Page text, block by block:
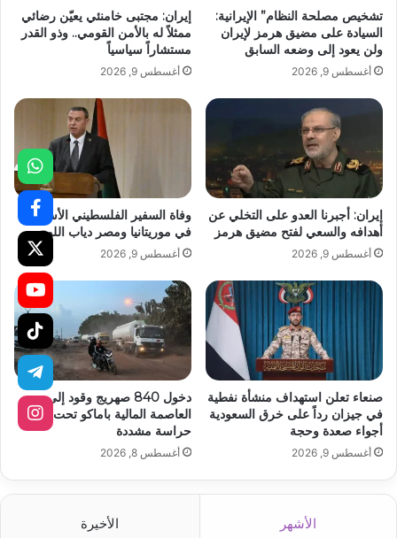
تشخيص مصلحة النظام” الإيرانية:
السيادة على مضيق هرمز لإيران
ولن يعود إلى وضعه السابق
أغسطس 9, 2026
إيران: مجتبى خامنئي يعيّن رضائي
ممثلاً له بالأمن القومي.. وذو القدر
مستشاراً سياسياً
أغسطس 9, 2026
إيران: أجبرنا العدو على التخلي عن
أهدافه والسعي لفتح مضيق هرمز
أغسطس 9, 2026
وفاة السفير الفلسطيني الأسبق
في موريتانيا ومصر دياب اللوح
أغسطس 9, 2026
صنعاء تعلن استهداف منشأة نفطية
في جيزان رداً على خرق السعودية
أجواء صعدة وحجة
أغسطس 9, 2026
دخول 840 صهريج وقود إلى
العاصمة المالية باماكو تحت
حراسة مشددة
أغسطس 8, 2026
الأشهر الأخيرة